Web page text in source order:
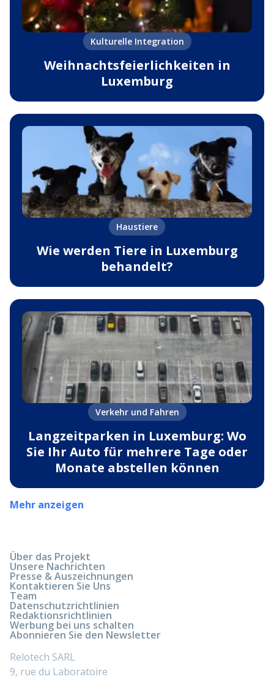
Kulturelle Integration
Weihnachtsfeierlichkeiten in
Luxemburg
Haustiere
Wie werden Tiere in Luxemburg
behandelt?
Verkehr und Fahren
Langzeitparken in Luxemburg: Wo
Sie Ihr Auto für mehrere Tage oder
Monate abstellen können
Mehr anzeigen
Über das Projekt
Unsere Nachrichten
Presse & Auszeichnungen
Kontaktieren Sie Uns
Team
Datenschutzrichtlinien
Redaktionsrichtlinien
Werbung bei uns schalten
Abonnieren Sie den Newsletter
Relotech SARL
9, rue du Laboratoire